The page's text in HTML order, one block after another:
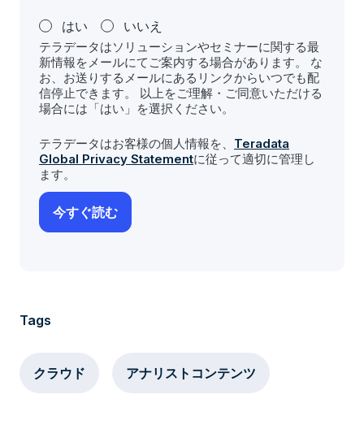
はい いいえ
テラデータはソリューションやセミナーに関する最
新情報をメールにてご案内する場合があります。 な
お、お送りするメールにあるリンクからいつでも配
信停止できます。 以上をご理解・ご同意いただける
場合には「はい」を選択ください。
テラデータはお客様の個人情報を、 Teradata
Global Privacy Statementに従って適切に管理し
ます。
Tags
クラウド アナリストコンテンツ